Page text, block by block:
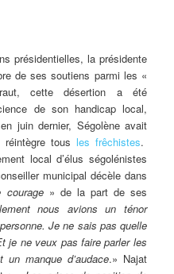
présidentielles, la présidente
de ses soutiens parmi les «
cette désertion a été
de son handicap local,
juin dernier, Ségolène avait
tous les frêchistes.
local d’élus ségolénistes
municipal décèle dans
courage» de la part de ses
nous avions un ténor
Je ne sais pas quelle
je ne veux pas faire parler les
manque d’audace.» Najat